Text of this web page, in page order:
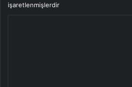
işaretlenmişlerdir